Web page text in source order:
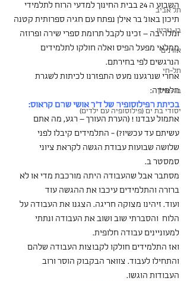
תל אביב
בן-גוריון
אורנים
תל-חי
בר-אילן
יסודי בת ים (פילוסופיה עם ילדים)
השבוע ה 24 בבית החינוך למדעי הרוח לתלמידי
תיכון באונ' בר אילן נפתח עם חגיה ספרותית קטנה
ומלהיבה – זכינו לקבל תרומת ספרי שירה ופרוזה
ממלאי מפעל הפיס ואלה חולקו לתלמידים
הנרגשים לפי בחירתם.
אחרי שנרגענו מעט התפזרנו לכיתות לשגרת
הלמידה:
בכיתת הפילוסופיה של ד"ר אושי שהם קראוס:
אתמול עבדנו ! (הערת העורך – רגע, מה אתם
עשיתם עד עכשיו?) - התלמידים קיבלו לפני
שלושה שבועות עבודת הגשה לקראת ציוני
סמסטר ב.
מסתבר אבל שהעבודה היתה מורכבת מדי או לא
ברורה והתלמידים עיכבו את ההגשה עוד
ועוד. זיהינו מצוקה חריגה. הצגנו את העבודה על
הלוח  והסברתי שוב ושוב את העבודה ונתתי
למעוניינים עבודה חלופית.
ואז התלמידים חולקו לקבוצות העבודה שלהם
והתחילו לעבוד. צוואר הבקבוק הוסר ורוב
העבודות הוגשו.